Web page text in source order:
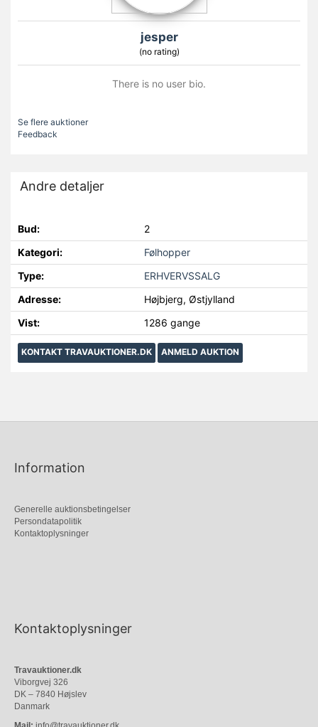
jesper
(no rating)
There is no user bio.
Se flere auktioner
Feedback
Andre detaljer
Bud:
2
Kategori:
Følhopper
Type:
ERHVERVSSALG
Adresse:
Højbjerg, Østjylland
Vist:
1286 gange
KONTAKT TRAVAUKTIONER.DK ANMELD AUKTION
Information
Generelle auktionsbetingelser
Persondatapolitik
Kontaktoplysninger
Kontaktoplysninger
Travauktioner.dk
Viborgvej 326
DK – 7840 Højslev
Danmark